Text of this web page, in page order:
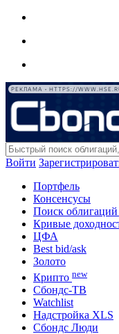
РЕКЛАМА • HTTPS://
Войти
Портфель
Консенсусы
Поиск
Кривые
ЦФА
Best bid/ask
Золото
Крипто new
Сбондс-ТВ
Watchlist
Надстройка XLS
Сбондс Люди